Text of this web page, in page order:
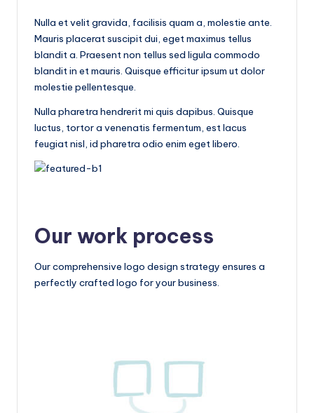
Nulla et velit gravida, facilisis quam a, molestie ante.
Mauris placerat suscipit dui, eget maximus tellus
blandit a. Praesent non tellus sed ligula commodo
blandit in et mauris. Quisque efficitur ipsum ut dolor
molestie pellentesque.
Nulla pharetra hendrerit mi quis dapibus. Quisque
luctus, tortor a venenatis fermentum, est lacus
feugiat nisl, id pharetra odio enim eget libero.
Our work process
Our comprehensive logo design strategy ensures a
perfectly crafted logo for your business.